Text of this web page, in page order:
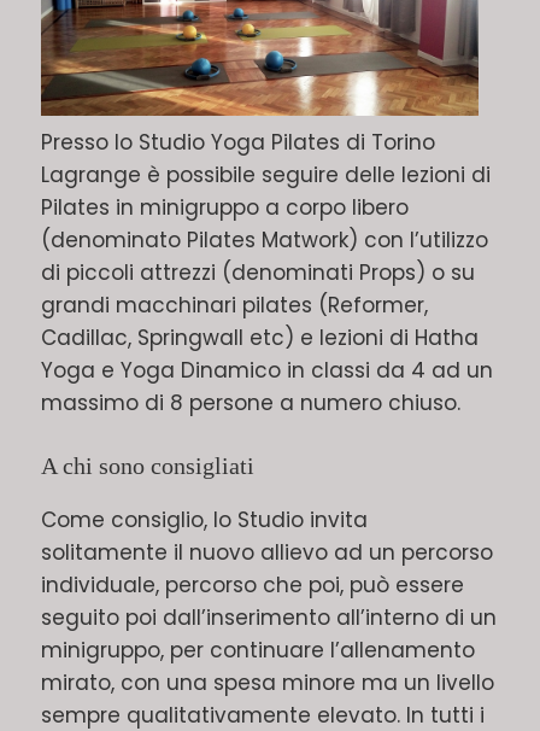
Presso lo Studio Yoga Pilates di Torino
Lagrange è possibile seguire delle lezioni di
Pilates in minigruppo a corpo libero
(denominato Pilates Matwork) con l’utilizzo
di piccoli attrezzi (denominati Props) o su
grandi macchinari pilates (Reformer,
Cadillac, Springwall etc) e lezioni di Hatha
Yoga e Yoga Dinamico in classi da 4 ad un
massimo di 8 persone a numero chiuso.
A chi sono consigliati
Come consiglio, lo Studio invita
solitamente il nuovo allievo ad un percorso
individuale, percorso che poi, può essere
seguito poi dall’inserimento all’interno di un
minigruppo, per continuare l’allenamento
mirato, con una spesa minore ma un livello
sempre qualitativamente elevato. In tutti i